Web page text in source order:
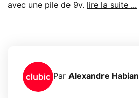
avec une pile de 9v.
lire la suite ...
Par Alexandre Habian